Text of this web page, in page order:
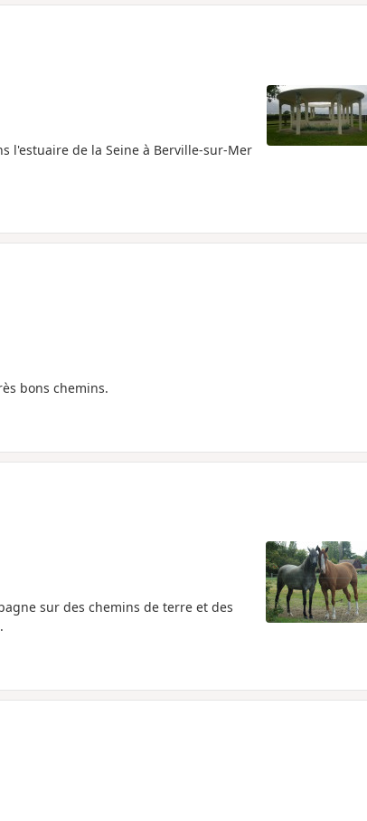
l'estuaire de la Seine à Berville-sur-Mer
bons chemins.
sur des chemins de terre et des